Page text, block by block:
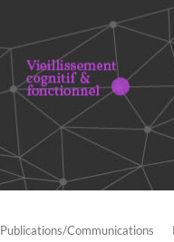
Publications/Communications